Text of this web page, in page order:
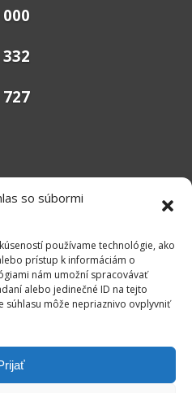
so súbormi
používame technológie, ako
prístup k informáciám o
nám umožní spracovávať
alebo jedinečné ID na tejto
súhlasu môže nepriaznivo ovplyvniť